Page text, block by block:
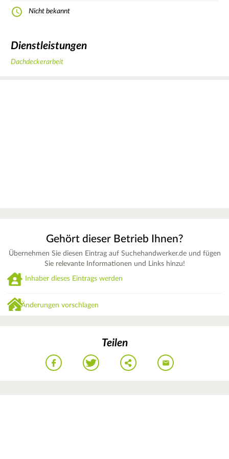
Nicht bekannt
Dienstleistungen
Dachdeckerarbeit
Gehört dieser Betrieb Ihnen?
Übernehmen Sie diesen Eintrag auf Suchehandwerker.de und fügen
Sie relevante Informationen und Links hinzu!
Inhaber dieses Eintrags werden
Änderungen vorschlagen
Teilen